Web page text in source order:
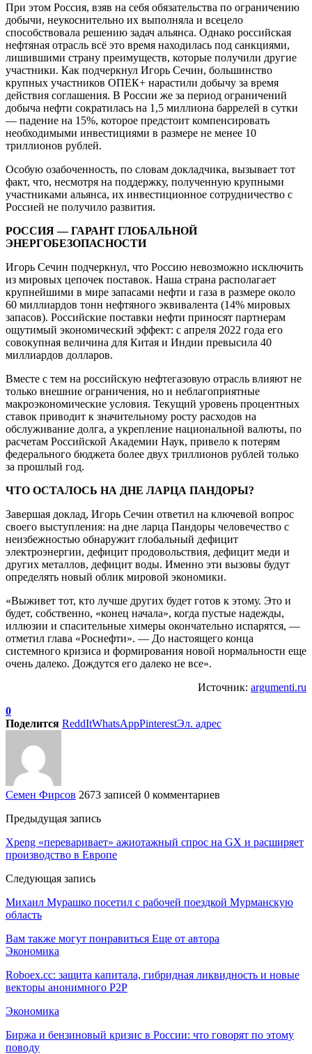
При этом Россия, взяв на себя обязательства по ограничению
добычи, неукоснительно их выполняла и всецело
способствовала решению задач альянса. Однако российская
нефтяная отрасль всё это время находилась под санкциями,
лишившими страну преимуществ, которые получили другие
участники. Как подчеркнул Игорь Сечин, большинство
крупных участников ОПЕК+ нарастили добычу за время
действия соглашения. В России же за период ограничений
добыча нефти сократилась на 1,5 миллиона баррелей в сутки
— падение на 15%, которое предстоит компенсировать
необходимыми инвестициями в размере не менее 10
триллионов рублей.
Особую озабоченность, по словам докладчика, вызывает тот
факт, что, несмотря на поддержку, полученную крупными
участниками альянса, их инвестиционное сотрудничество с
Россией не получило развития.
РОССИЯ — ГАРАНТ ГЛОБАЛЬНОЙ
ЭНЕРГОБЕЗОПАСНОСТИ
Игорь Сечин подчеркнул, что Россию невозможно исключить
из мировых цепочек поставок. Наша страна располагает
крупнейшими в мире запасами нефти и газа в размере около
60 миллиардов тонн нефтяного эквивалента (14% мировых
запасов). Российские поставки нефти приносят партнерам
ощутимый экономический эффект: с апреля 2022 года его
совокупная величина для Китая и Индии превысила 40
миллиардов долларов.
Вместе с тем на российскую нефтегазовую отрасль влияют не
только внешние ограничения, но и неблагоприятные
макроэкономические условия. Текущий уровень процентных
ставок приводит к значительному росту расходов на
обслуживание долга, а укрепление национальной валюты, по
расчетам Российской Академии Наук, привело к потерям
федерального бюджета более двух триллионов рублей только
за прошлый год.
ЧТО ОСТАЛОСЬ НА ДНЕ ЛАРЦА ПАНДОРЫ?
Завершая доклад, Игорь Сечин ответил на ключевой вопрос
своего выступления: на дне ларца Пандоры человечество с
неизбежностью обнаружит глобальный дефицит
электроэнергии, дефицит продовольствия, дефицит меди и
других металлов, дефицит воды. Именно эти вызовы будут
определять новый облик мировой экономики.
«Выживет тот, кто лучше других будет готов к этому. Это и
будет, собственно, «конец начала», когда пустые надежды,
иллюзии и спасительные химеры окончательно испарятся, —
отметил глава «Роснефти». — До настоящего конца
системного кризиса и формирования новой нормальности еще
очень далеко. Дождутся его далеко не все».
Источник: argumenti.ru
0
Поделится ReddItWhatsAppPinterestЭл. адрес
Семен Фирсов 2673 записей 0 комментариев
Предыдущая запись
Xpeng «переваривает» ажиотажный спрос на GX и расширяет
производство в Европе
Следующая запись
Михаил Мурашко посетил с рабочей поездкой Мурманскую
область
Вам также могут понравиться Еще от автора
Экономика
Roboex.cc: защита капитала, гибридная ликвидность и новые
векторы анонимного P2P
Экономика
Биржа и бензиновый кризис в России: что говорят по этому
поводу